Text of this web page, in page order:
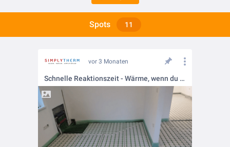
Spots 11
vor 3 Monaten
Schnelle Reaktionszeit - Wärme, wenn du sie brauchst!